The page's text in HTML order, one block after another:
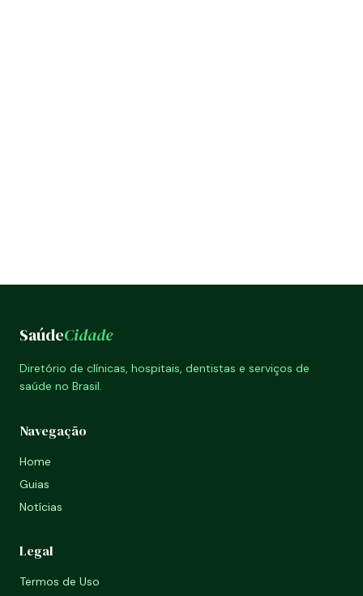
SaúdeCidade
Diretório de clínicas, hospitais, dentistas e serviços de
saúde no Brasil.
Navegação
Home
Guias
Notícias
Legal
Termos de Uso